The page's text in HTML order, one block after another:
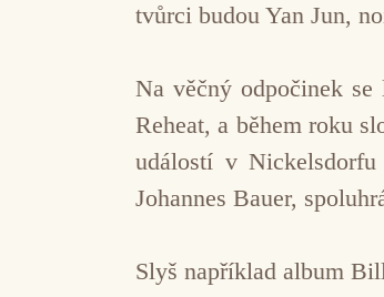
tvůrci budou Yan Jun,
Na věčný odpočinek
Reheat, a během roku
událostí v
Johannes Bauer,
Slyš například album